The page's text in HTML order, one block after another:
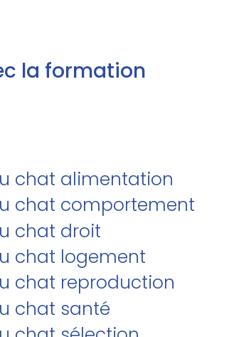
la formation
chat alimentation
chat comportement
chat droit
chat logement
chat reproduction
chat santé